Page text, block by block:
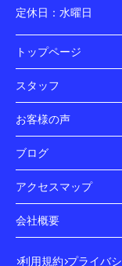
定休日： 水曜日
トップページ
スタッフ
お客様の声
ブログ
アクセスマップ
会社概要
利用規約 プライバ